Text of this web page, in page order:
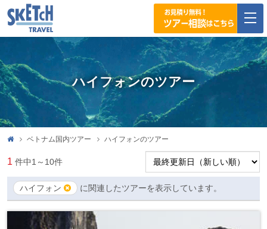
ハイフォンのツアー
ベトナム国内ツアー ハイフォンのツアー
1 件中1～10件
ハイフォン に関連したツアーを表示しています。